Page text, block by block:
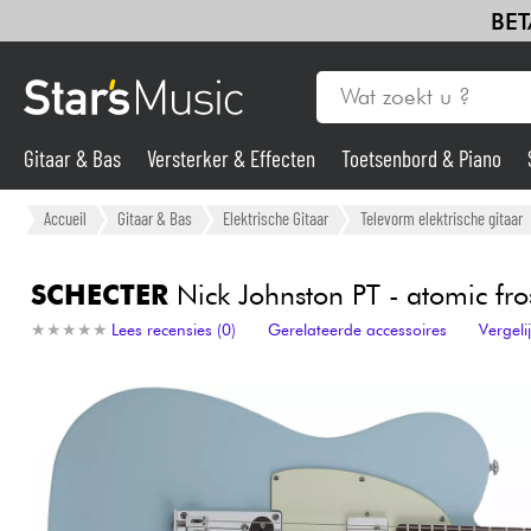
Gitaar & Bas
Synths & samplers
Licht
Gitaar & Bas Versterker & Effecten Toetsenbord & Piano
Accueil Gitaar & Bas Elektrische Gitaar Televorm elektrische gitaar
SCHECTERNick Johnston PT - atomic
★ ★ ★ ★ ★
★ ★ ★ ★ ★ Lees recensies (0) Gerelateerde accessoires